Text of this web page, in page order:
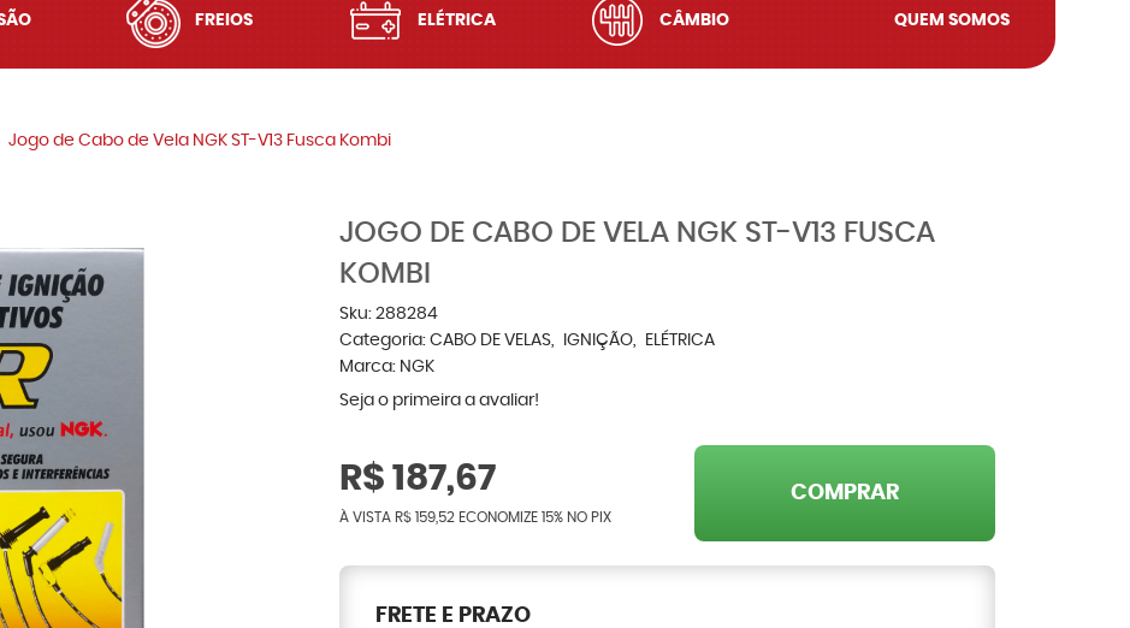
FREIOS ELÉTRICA CÂMBIO QUEM SOMOS
Jogo de Cabo de Vela NGK ST-V13 Fusca Kombi
JOGO DE CABO DE VELA NGK ST-V13 FUSCA
KOMBI
Sku: 288284
Categoria: CABO DE VELAS IGNIÇÃO
ELÉTRICA
Marca: NGK
Seja o primeira a avaliar!
R$ 187,67
À VISTA R$ 159,52 ECONOMIZE 15% NO PIX
COMPRAR
FRETE E PRAZO